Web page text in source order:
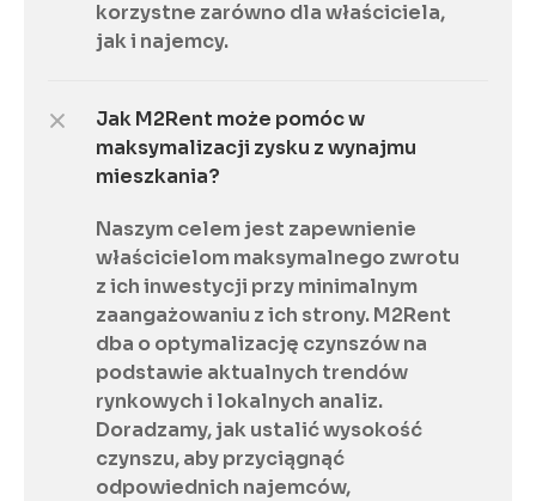
korzystne zarówno dla właściciela,
jak i najemcy.
Jak M2Rent może pomóc w
maksymalizacji zysku z wynajmu
mieszkania?
Naszym celem jest zapewnienie
właścicielom maksymalnego zwrotu
z ich inwestycji przy minimalnym
zaangażowaniu z ich strony. M2Rent
dba o optymalizację czynszów na
podstawie aktualnych trendów
rynkowych i lokalnych analiz.
Doradzamy, jak ustalić wysokość
czynszu, aby przyciągnąć
odpowiednich najemców,